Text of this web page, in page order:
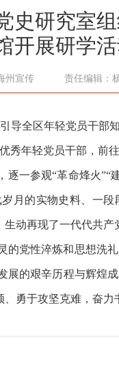
史研究室
开展研学
州宣传 责任编辑：
导全区年轻党员干部
年轻党员干部，前
逐一参观“革命烽火”“
月的实物史料、一
动再现了一代代共产
党性淬炼和思想洗
的艰辛历程与辉煌
勇于攻坚克难，奋力